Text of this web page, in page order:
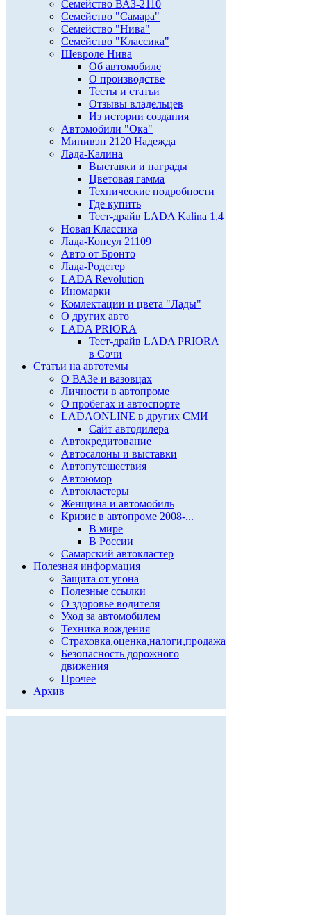
Семейство ВАЗ-2110
Семейство "Самара"
Семейство "Нива"
Семейство "Классика"
Шевроле Нива
Об автомобиле
О производстве
Тесты и статьи
Отзывы владельцев
Из истории создания
Автомобили "Ока"
Минивэн 2120 Надежда
Лада-Калина
Выставки и награды
Цветовая гамма
Технические подробности
Где купить
Тест-драйв LADA Kalina 1,4
Новая Классика
Лада-Консул 21109
Авто от Бронто
Лада-Родстер
LADA Revolution
Иномарки
Комлектации и цвета "Лады"
О других авто
LADA PRIORA
Тест-драйв LADA PRIORA
в Сочи
Статьи на автотемы
О ВАЗе и вазовцах
Личности в автопроме
О пробегах и автоспорте
LADAONLINE в других СМИ
Сайт автодилера
Автокредитование
Автосалоны и выставки
Автопутешествия
Автоюмор
Автокластеры
Женщина и автомобиль
Кризис в автопроме 2008-...
В мире
В России
Самарский автокластер
Полезная информация
Защита от угона
Полезные ссылки
О здоровье водителя
Уход за автомобилем
Техника вождения
Страховка,оценка,налоги,продажа
Безопасность дорожного
движения
Прочее
Архив